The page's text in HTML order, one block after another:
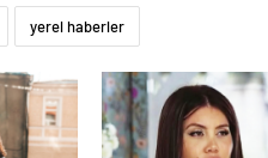
yerel haberler